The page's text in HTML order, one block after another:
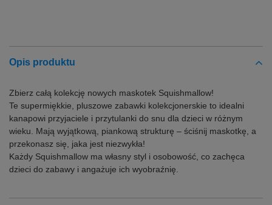
Opis produktu
Zbierz całą kolekcję nowych maskotek Squishmallow!
Te supermiękkie, pluszowe zabawki kolekcjonerskie to idealni
kanapowi przyjaciele i przytulanki do snu dla dzieci w różnym
wieku. Mają wyjątkową, piankową strukturę – ściśnij maskotkę, a
przekonasz się, jaka jest niezwykła!
Każdy Squishmallow ma własny styl i osobowość, co zachęca
dzieci do zabawy i angażuje ich wyobraźnię.